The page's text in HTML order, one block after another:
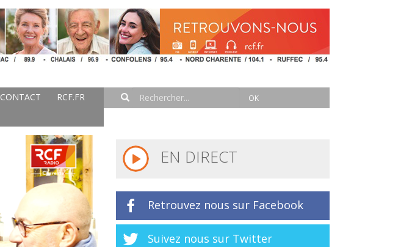
CONTACT
RCF.FR
EN DIRECT
Retrouvez nous sur Facebook
Suivez nous sur Twitter